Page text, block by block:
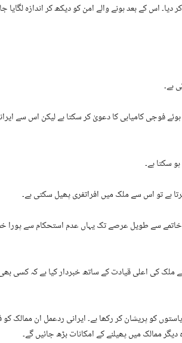
اس کے بعد ہونے والے امن کو دیکھ کر اندازہ لگایا
ہے۔
فوجی کامیابی کا دعویٰ کر سکتا ہے لیکن اس سے
سکتا ہے۔
ہے تو اس سے ملک میں افراتفری پھیل سکتی ہے۔
سے طویل عرصے تک یہاں عدم استحکام سے پورا
ملک کی اعلی قیادت کے ساتھ خبردار کیا ہے کہ کسی
کو پریشان کر رکھا ہے۔ ایرانی ردعمل ان ممالک
ممالک میں پھیلنے کے امکانات بڑھ جائیں گے۔